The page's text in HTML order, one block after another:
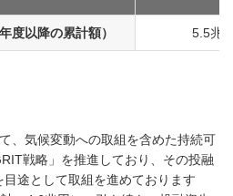
度以降の累計額） 5.5兆
、気候変動への取組を含めた持続可
戦略」を推進しており、その投融
途として取組を進めております